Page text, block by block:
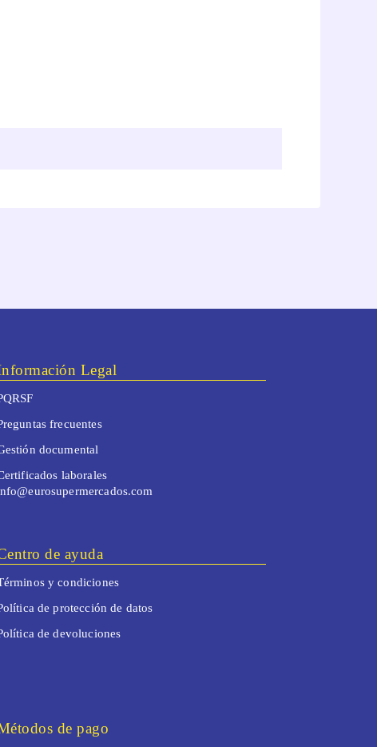
Legal
frecuentes
documental
laborales
de ayuda
y condiciones
de protección de datos
de devoluciones
de pago